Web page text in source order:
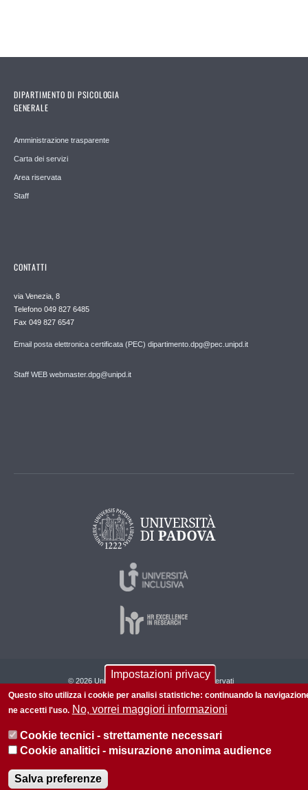
DIPARTIMENTO DI PSICOLOGIA
GENERALE
Amministrazione trasparente
Carta dei servizi
Area riservata
Staff
CONTATTI
via Venezia, 8
Telefono 049 827 6485
Fax 049 827 6547
Email posta elettronica certificata (PEC) dipartimento.dpg@pec.unipd.it
Staff WEB webmaster.dpg@unipd.it
© 2026 Università di Padova - Tutti i diritti riservati
P.I. 00742430283 C.F. 80006480281
Impostazioni privacy
Questo sito utilizza i cookie per analisi statistiche: continuando la
ne accetti l'uso. No, vorrei maggiori informazioni
Cookie tecnici - strettamente necessari
Cookie analitici - misurazione anonima audience
Salva preferenze